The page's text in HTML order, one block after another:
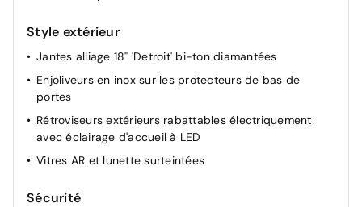
Style extérieur
Jantes alliage 18" 'Detroit' bi-ton diamantées
Enjoliveurs en inox sur les protecteurs de bas de
portes
Rétroviseurs extérieurs rabattables électriquement
avec éclairage d'accueil à LED
Vitres AR et lunette surteintées
Sécurité